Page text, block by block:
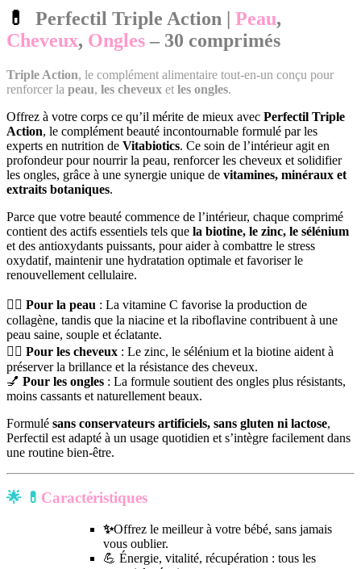
💊 Perfectil Triple Action | Peau,
Cheveux, Ongles – 30 comprimés
Triple Action, le complément alimentaire tout-en-un conçu pour
renforcer la peau, les cheveux et les ongles.
Offrez à votre corps ce qu’il mérite de mieux avec Perfectil Triple
Action, le complément beauté incontournable formulé par les
experts en nutrition de Vitabiotics. Ce soin de l’intérieur agit en
profondeur pour nourrir la peau, renforcer les cheveux et solidifier
les ongles, grâce à une synergie unique de vitamines, minéraux et
extraits botaniques.
Parce que votre beauté commence de l’intérieur, chaque comprimé
contient des actifs essentiels tels que la biotine, le zinc, le sélénium
et des antioxydants puissants, pour aider à combattre le stress
oxydatif, maintenir une hydratation optimale et favoriser le
renouvellement cellulaire.
🧖‍♀️ Pour la peau : La vitamine C favorise la production de
collagène, tandis que la niacine et la riboflavine contribuent à une
peau saine, souple et éclatante.
💇‍♀️ Pour les cheveux : Le zinc, le sélénium et la biotine aident à
préserver la brillance et la résistance des cheveux.
💅 Pour les ongles : La formule soutient des ongles plus résistants,
moins cassants et naturellement beaux.
Formulé sans conservateurs artificiels, sans gluten ni lactose,
Perfectil est adapté à un usage quotidien et s’intègre facilement dans
une routine bien-être.
🌟 💊 Caractéristiques
✨Offrez le meilleur à votre bébé, sans jamais
vous oublier.
💪 Énergie, vitalité, récupération : tous les